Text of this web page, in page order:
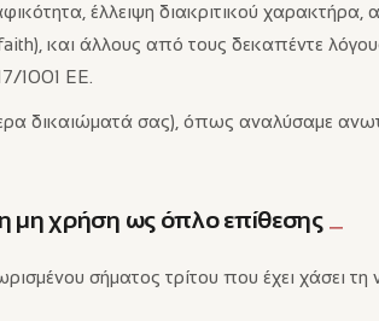
έλλειψη διακριτικού χαρακτήρα,
και άλλους από τους δεκαπέντε
1001 ΕΕ.
δικαιώματά σας), όπως αναλύσαμε
μη χρήση ως όπλο επίθεσης
σήματος τρίτου που έχει χάσει τη